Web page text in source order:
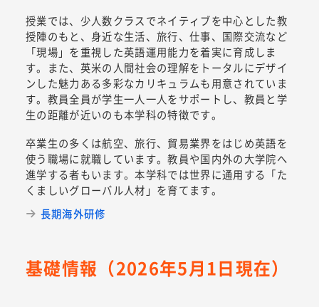
授業では、少人数クラスでネイティブを中心とした教
授陣のもと、身近な生活、旅行、仕事、国際交流など
「現場」を重視した英語運用能力を着実に育成しま
す。また、英米の人間社会の理解をトータルにデザイ
ンした魅力ある多彩なカリキュラムも用意されていま
す。教員全員が学生一人一人をサポートし、教員と学
生の距離が近いのも本学科の特徴です。
卒業生の多くは航空、旅行、貿易業界をはじめ英語を
使う職場に就職しています。教員や国内外の大学院へ
進学する者もいます。本学科では世界に通用する「た
くましいグローバル人材」を育てます。
長期海外研修
基礎情報（2026年5月1日現在）